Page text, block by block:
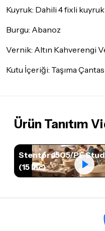
Kuyruk: Dahili 4 fixli kuyruk
Burgu: Abanoz
Vernik: Altın Kahverengi
Kutu İçeriği: Taşıma
Ürün Tanıtım
Stentor 1505/PE
(15 Inc)